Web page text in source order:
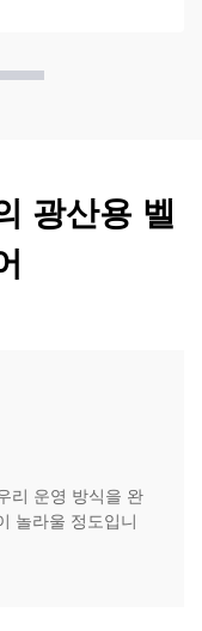
광산용 벨
리 운영 방식을 완
놀라울 정도입니